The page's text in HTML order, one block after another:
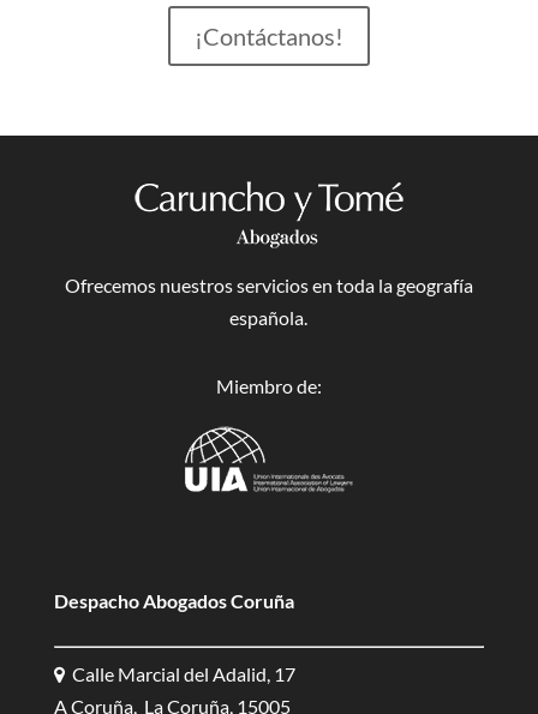
¡Contáctanos!
Ofrecemos nuestros servicios en toda la geografía
española.
Miembro de:
Despacho Abogados Coruña
Calle Marcial del Adalid, 17
A Coruña, La Coruña, 15005